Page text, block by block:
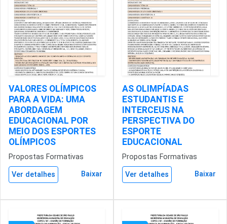
VALORES OLÍMPICOS
PARA A VIDA: UMA
ABORDAGEM
EDUCACIONAL POR
MEIO DOS ESPORTES
OLÍMPICOS
Propostas Formativas
Ver detalhes Baixar
AS OLIMPÍADAS
ESTUDANTIS E
INTERCEUS NA
PERSPECTIVA DO
ESPORTE
EDUCACIONAL
Propostas Formativas
Ver detalhes Baixar